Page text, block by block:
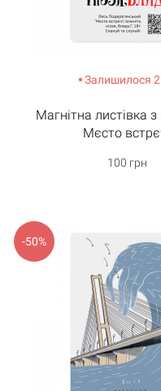
Залишилося
Магнітна листівка
Мєсто
100 грн
-50%